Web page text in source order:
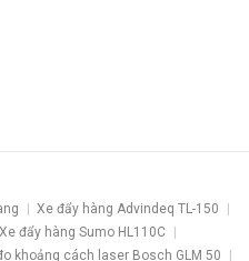
Xe đẩy hàng Advindeq TL-150
Xe đẩy hàng Sumo HL110C
khoảng cách laser Bosch GLM 50